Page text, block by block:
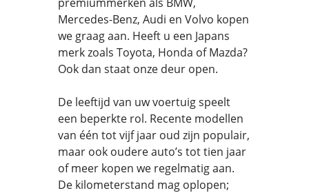
Mercedes-Benz, Audi en Volvo kopen
we graag aan. Heeft u een Japans
merk zoals Toyota, Honda of Mazda?
Ook dan staat onze deur open.
De leeftijd van uw voertuig speelt
een beperkte rol. Recente modellen
van één tot vijf jaar oud zijn populair,
maar ook oudere auto’s tot tien jaar
of meer kopen we regelmatig aan.
De kilometerstand mag oplopen;